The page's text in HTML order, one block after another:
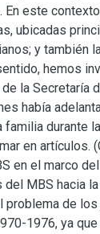
este
ubicadas
y también
hemos
la Secretaría
había
durante
en artículos.
en el marco
MBS hacia
de
1976, ya